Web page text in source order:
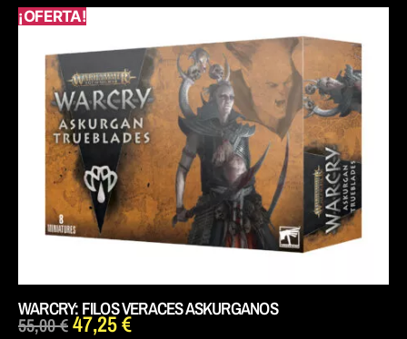
¡OFERTA!
WARCRY: FILOS VERACES ASKURGANOS
55,00€47,25€